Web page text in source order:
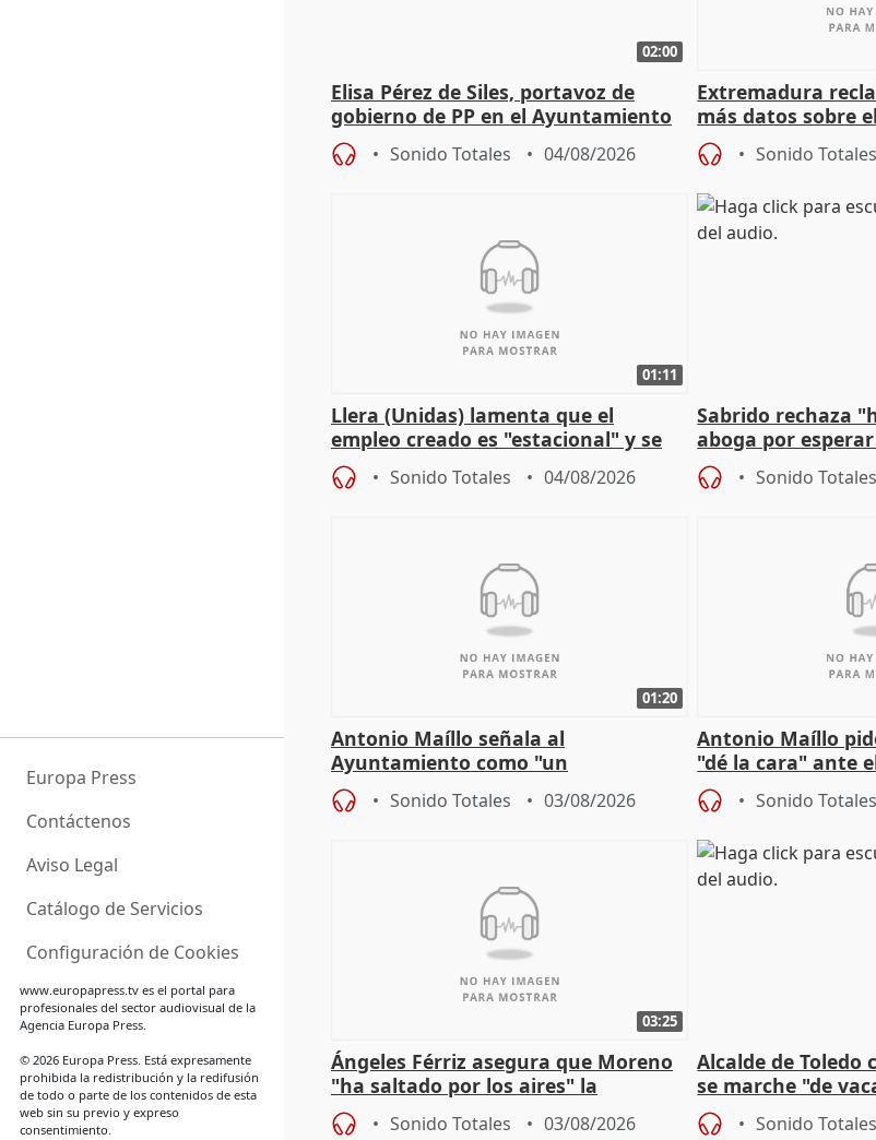
Europa Press
Contáctenos
Aviso Legal
Catálogo de Servicios
Configuración de Cookies
www.europapress.tves el portal para
profesionales del sector audiovisual de la
Agencia Europa Press.
© 2026 Europa Press. Está expresamente
prohibida la redistribución y la redifusión
de todo o parte de los contenidos de esta
web sin su previo y expreso
consentimiento.
02:00
Elisa Pérez de Siles, portavoz de
gobierno de PP en el Ayuntamiento
de Málaga, deja la política
Sonido Totales 04/08/2026
Extremadura
más datos sobre
financiación
Sonido Totales
01:11
Llera (Unidas) lamenta que el
empleo creado es "estacional" y se
"esfumará" al acabar el verano
Sonido Totales 04/08/2026
Sabrido rechaza
aboga por
investigación del
Sonido Totales
01:20
Antonio Maíllo señala al
Ayuntamiento como "un
especulador más" sobre viviendas de
Jiménez Becerril
Sonido Totales 03/08/2026
Antonio Maíllo
"dé la cara" ante
acoso del CEO de
Sonido Totales
03:25
Ángeles Férriz asegura que Moreno
"ha saltado por los aires" la
negociación tras acuerdo con SMA
Sonido Totales 03/08/2026
Alcalde de Toledo
se marche "de
de la crisis
Sonido Totales